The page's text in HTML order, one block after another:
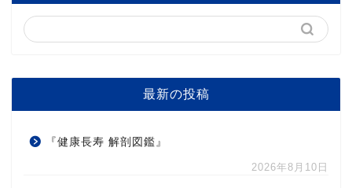
最新の投稿
『健康長寿 解剖図鑑』
2026年8月10日